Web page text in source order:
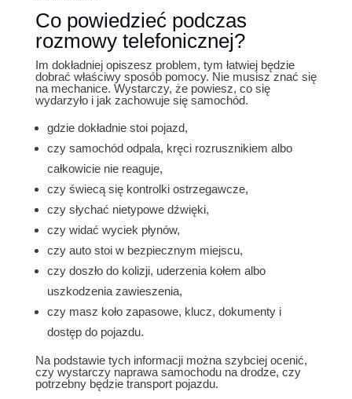
Co powiedzieć podczas
rozmowy telefonicznej?
Im dokładniej opiszesz problem, tym łatwiej będzie
dobrać właściwy sposób pomocy. Nie musisz znać się
na mechanice. Wystarczy, że powiesz, co się
wydarzyło i jak zachowuje się samochód.
gdzie dokładnie stoi pojazd,
czy samochód odpala, kręci rozrusznikiem albo
całkowicie nie reaguje,
czy świecą się kontrolki ostrzegawcze,
czy słychać nietypowe dźwięki,
czy widać wyciek płynów,
czy auto stoi w bezpiecznym miejscu,
czy doszło do kolizji, uderzenia kołem albo
uszkodzenia zawieszenia,
czy masz koło zapasowe, klucz, dokumenty i
dostęp do pojazdu.
Na podstawie tych informacji można szybciej ocenić,
czy wystarczy naprawa samochodu na drodze, czy
potrzebny będzie transport pojazdu.